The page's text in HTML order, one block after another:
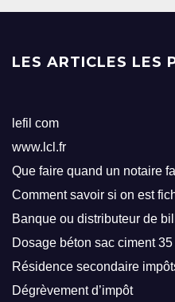
LES ARTICLES LES
lefil com
www.lcl.fr
Que faire quand un notaire
Comment savoir si on est
Banque ou distributeur de
Dosage béton sac ciment 35
Résidence secondaire
Dégrèvement d’impôt